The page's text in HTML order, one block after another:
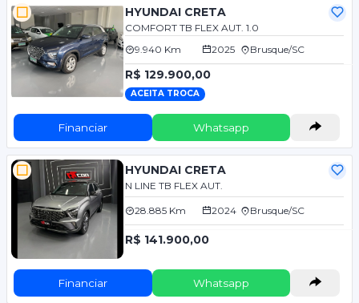
HYUNDAI CRETA
COMFORT TB FLEX AUT. 1.0
9.940 Km
2025 Brusque/SC
R$ 129.900,00
ACEITA TROCA
Financiar Whatsapp
HYUNDAI CRETA
N LINE TB FLEX AUT.
28.885 Km 2024 Brusque/SC
R$ 141.900,00
Financiar Whatsapp